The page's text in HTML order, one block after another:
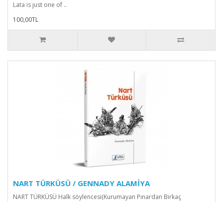
Lata is just one of ..
100,00TL
NART TÜRKÜSÜ / GENNADY ALAMİYA
NART TÜRKÜSÜ Halk söylencesi(Kurumayan Pınardan Birkaç